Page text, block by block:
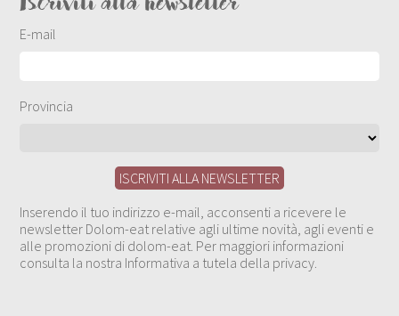
E-mail
Provincia
Inserendo il tuo indirizzo e-mail, acconsenti a ricevere le
newsletter Dolom-eat relative agli ultime novità, agli eventi e
alle promozioni di dolom-eat. Per maggiori informazioni
consulta la nostra Informativa a tutela della privacy.